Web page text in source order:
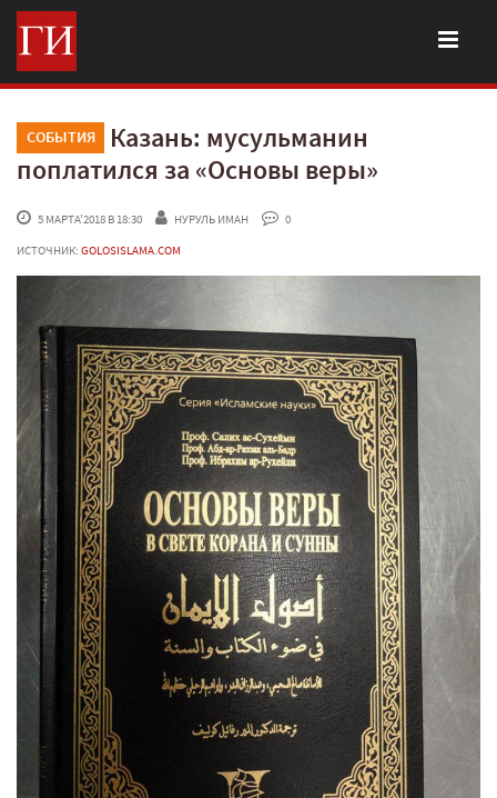
СОБЫТИЯ
Казань: мусульманин
поплатился за «Основы веры»
5 МАРТА'2018 В 18:30 НУРУЛЬ ИМАН
0
ИСТОЧНИК: GOLOSISLAMA.COM